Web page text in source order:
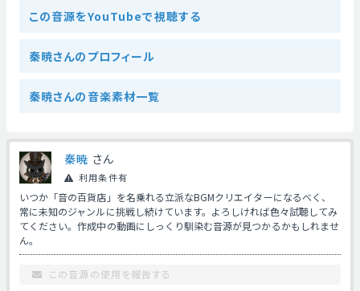
この音源をYouTubeで視聴する
秦暁さんのプロフィール
秦暁さんの音楽素材一覧
秦暁 さん
利用条件有
いつか「音の百貨店」を名乗れる立派なBGMクリエイターになるべく、
常に未知のジャンルに挑戦し続けています。よろしければ色々試聴してみ
てください。作成中の動画にしっくり馴染む音源が見つかるかもしれませ
ん。
この音源の使用を報告する